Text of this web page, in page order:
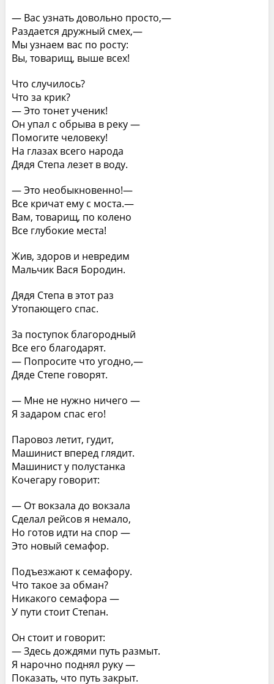
— Вас узнать довольно просто,—
Раздается дружный смех,—
Мы узнаем вас по росту:
Вы, товарищ, выше всех!
Что случилось?
Что за крик?
— Это тонет ученик!
Он упал с обрыва в реку —
Помогите человеку!
На глазах всего народа
Дядя Степа лезет в воду.
— Это необыкновенно!—
Все кричат ему с моста.—
Вам, товарищ, по колено
Все глубокие места!
Жив, здоров и невредим
Мальчик Вася Бородин.
Дядя Степа в этот раз
Утопающего спас.
За поступок благородный
Все его благодарят.
— Попросите что угодно,—
Дяде Степе говорят.
— Мне не нужно ничего —
Я задаром спас его!
Паровоз летит, гудит,
Машинист вперед глядит.
Машинист у полустанка
Кочегару говорит:
— От вокзала до вокзала
Сделал рейсов я немало,
Но готов идти на спор —
Это новый семафор.
Подъезжают к семафору.
Что такое за обман?
Никакого семафора —
У пути стоит Степан.
Он стоит и говорит:
— Здесь дождями путь размыт.
Я нарочно поднял руку —
Показать, что путь закрыт.